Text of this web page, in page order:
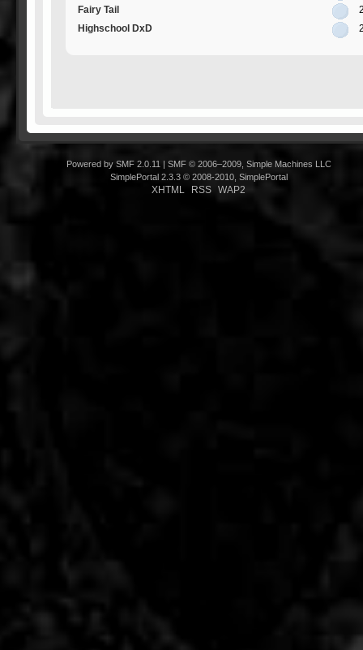
Fairy Tail
Highschool DxD
Powered by SMF 2.0.11
SMF © 2006–2009, Simple Machines LLC
SimplePortal 2.3.3 © 2008-2010, SimplePortal
XHTML RSS WAP2